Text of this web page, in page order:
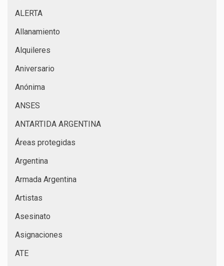
ALERTA
Allanamiento
Alquileres
Aniversario
Anónima
ANSES
ANTARTIDA ARGENTINA
Áreas protegidas
Argentina
Armada Argentina
Artistas
Asesinato
Asignaciones
ATE